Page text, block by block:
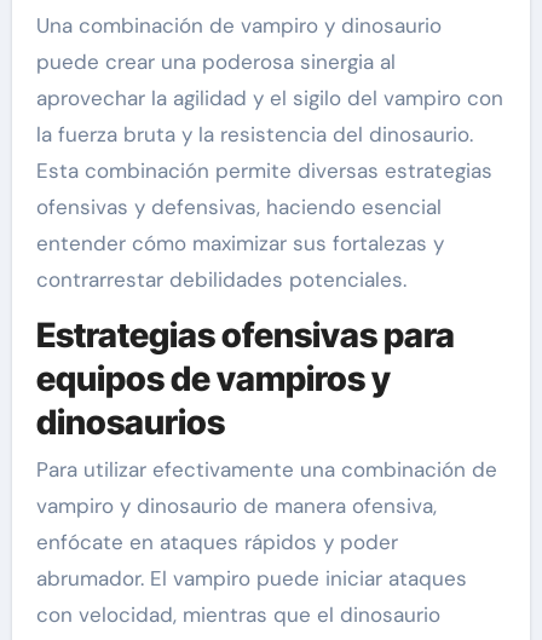
Una combinación de vampiro y dinosaurio
puede crear una poderosa sinergia al
aprovechar la agilidad y el sigilo del vampiro con
la fuerza bruta y la resistencia del dinosaurio.
Esta combinación permite diversas estrategias
ofensivas y defensivas, haciendo esencial
entender cómo maximizar sus fortalezas y
contrarrestar debilidades potenciales.
Estrategias ofensivas para
equipos de vampiros y
dinosaurios
Para utilizar efectivamente una combinación de
vampiro y dinosaurio de manera ofensiva,
enfócate en ataques rápidos y poder
abrumador. El vampiro puede iniciar ataques
con velocidad, mientras que el dinosaurio